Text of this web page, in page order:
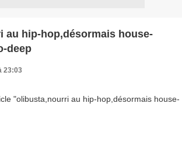
au hip-hop,désormais house-
deep
23:03